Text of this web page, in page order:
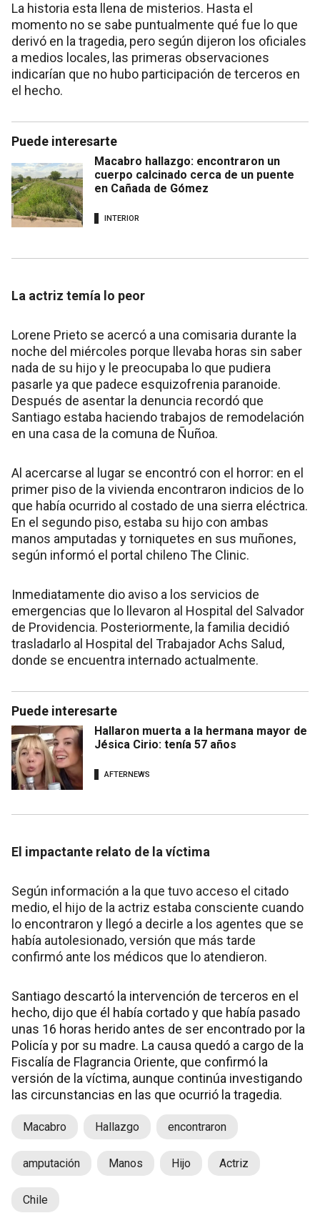
La historia esta llena de misterios. Hasta el
momento no se sabe puntualmente qué fue lo que
derivó en la tragedia, pero según dijeron los oficiales
a medios locales, las primeras observaciones
indicarían que no hubo participación de terceros en
el hecho.
Puede interesarte
Macabro hallazgo: encontraron un
cuerpo calcinado cerca de un puente
en Cañada de Gómez
INTERIOR
La actriz temía lo peor
Lorene Prieto se acercó a una comisaria durante la
noche del miércoles porque llevaba horas sin saber
nada de su hijo y le preocupaba lo que pudiera
pasarle ya que padece esquizofrenia paranoide.
Después de asentar la denuncia recordó que
Santiago estaba haciendo trabajos de remodelación
en una casa de la comuna de Ñuñoa.
Al acercarse al lugar se encontró con el horror: en el
primer piso de la vivienda encontraron indicios de lo
que había ocurrido al costado de una sierra eléctrica.
En el segundo piso, estaba su hijo con ambas
manos amputadas y torniquetes en sus muñones,
según informó el portal chileno The Clinic.
Inmediatamente dio aviso a los servicios de
emergencias que lo llevaron al Hospital del Salvador
de Providencia. Posteriormente, la familia decidió
trasladarlo al Hospital del Trabajador Achs Salud,
donde se encuentra internado actualmente.
Puede interesarte
Hallaron muerta a la hermana mayor de
Jésica Cirio: tenía 57 años
AFTERNEWS
El impactante relato de la víctima
Según información a la que tuvo acceso el citado
medio, el hijo de la actriz estaba consciente cuando
lo encontraron y llegó a decirle a los agentes que se
había autolesionado, versión que más tarde
confirmó ante los médicos que lo atendieron.
Santiago descartó la intervención de terceros en el
hecho, dijo que él había cortado y que había pasado
unas 16 horas herido antes de ser encontrado por la
Policía y por su madre. La causa quedó a cargo de la
Fiscalía de Flagrancia Oriente, que confirmó la
versión de la víctima, aunque continúa investigando
las circunstancias en las que ocurrió la tragedia.
Macabro Hallazgo encontraron
amputación Manos Hijo Actriz
Chile